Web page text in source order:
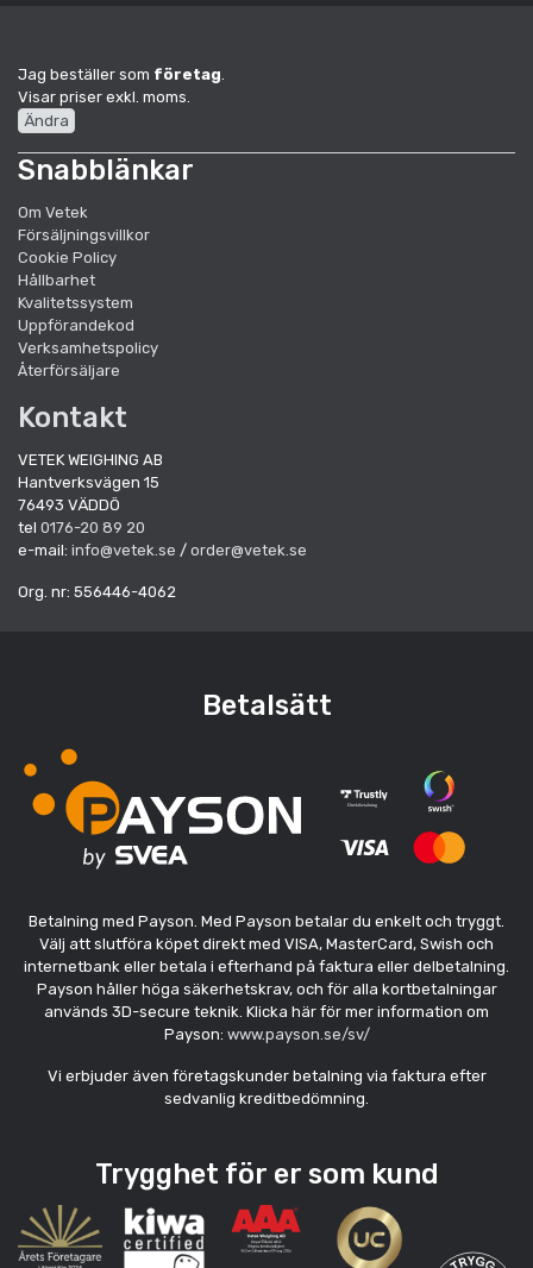
Jag beställer som företag
Visar priser exkl. moms.
Ändra
Snabblänkar
Om Vetek
Försäljningsvillkor
Cookie Policy
Hållbarhet
Kvalitetssystem
Uppförandekod
Verksamhetspolicy
Återförsäljare
Kontakt
VETEK WEIGHING AB
Hantverksvägen 15
76493 VÄDDÖ
tel 0176-20 89 20
e-mail: info@vetek.se / order@vetek.se
Org. nr: 556446-4062
Betalsätt
Betalning med Payson. Med Payson betalar du enkelt och tryggt.
Välj att slutföra köpet direkt med VISA, MasterCard, Swish och
internetbank eller betala i efterhand på faktura eller delbetalning.
Payson håller höga säkerhetskrav, och för alla kortbetalningar
används 3D-secure teknik. Klicka här för mer information om
Payson: www.payson.se/sv/
Vi erbjuder även företagskunder betalning via faktura efter
sedvanlig kreditbedömning.
Trygghet för er som kund